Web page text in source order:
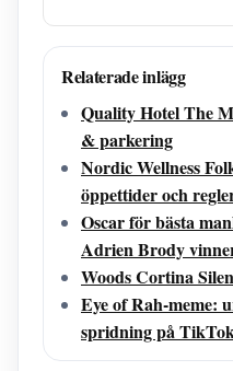
Relaterade inlägg
Quality Hotel The
& parkering
Nordic Wellness
öppettider och
Oscar för bästa
Adrien Brody
Woods Cortina
Eye of Rah-meme:
spridning på